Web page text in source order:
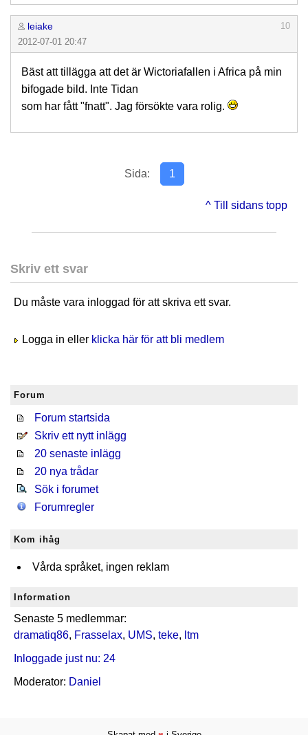
leiake
10
2012-07-01 20:47
Bäst att tillägga att det är Wictoriafallen i Africa på min
bifogade bild. Inte Tidan
som har fått "fnatt". Jag försökte vara rolig.
Sida: 1
^ Till sidans topp
Skriv ett svar
Du måste vara inloggad för att skriva ett svar.
Logga in eller klicka här för att bli medlem
Forum
Forum startsida
Skriv ett nytt inlägg
20 senaste inlägg
20 nya trådar
Sök i forumet
Forumregler
Kom ihåg
Vårda språket, ingen reklam
Information
Senaste 5 medlemmar:
dramatiq86, Frasselax, UMS, teke, ltm
Inloggade just nu: 24
Moderator: Daniel